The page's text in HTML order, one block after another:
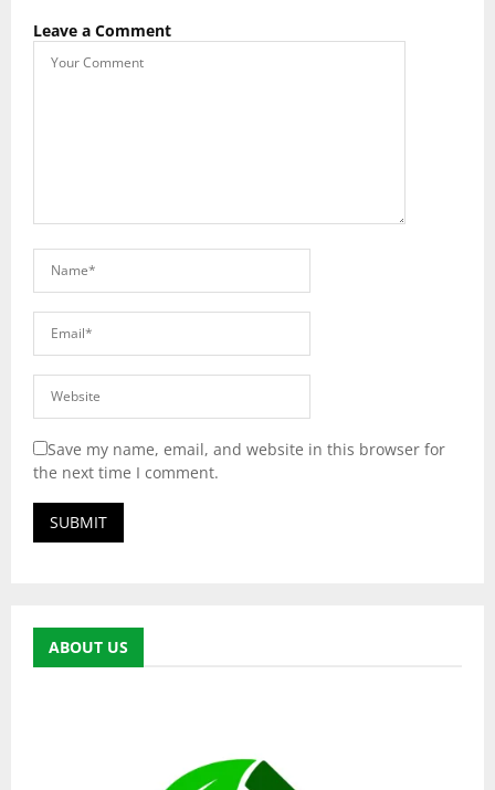
Leave a Comment
Save my name, email, and website in this browser for
the next time I comment.
ABOUT US